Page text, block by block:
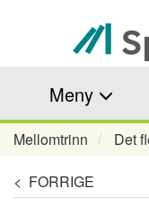
hovedinnhold
Meny
Mellomtrinn Det
< FORRIGE